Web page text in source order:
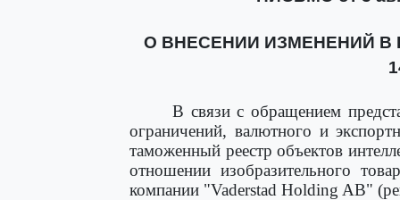
О ВНЕСЕНИИ ИЗМЕНЕНИЙ В
В связи с обращением
ограничений, валютного и
таможенный реестр объектов
отношении изобразительного
компании "Vaderstad Holding AB"